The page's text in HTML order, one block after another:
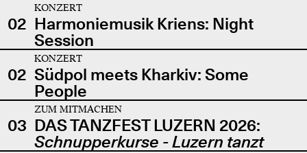
02
KONZERT
Harmoniemusik Kriens: Night
Session
02
KONZERT
Südpol meets Kharkiv: Some
People
03
ZUM MITMACHEN
DAS TANZFEST LUZERN 2026:
Schnupperkurse - Luzern tanzt